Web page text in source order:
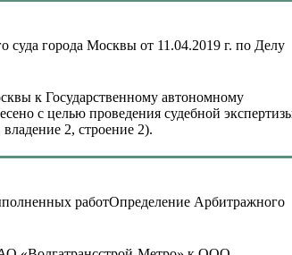
суда города Москвы от 11.04.2019 г. по Делу
к Государственному автономному
с целью проведения судебной
2, строение 2).
Определение Арбитражного